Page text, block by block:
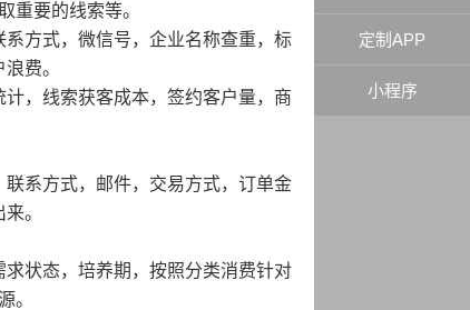
定制APP
小程序
重要的线索等。
方式，微信号，企业名称查重，标
费。
，线索获客成本，签约客户量，商
系方式，邮件，交易方式，订单金
。
状态，培养期，按照分类消费针对
。